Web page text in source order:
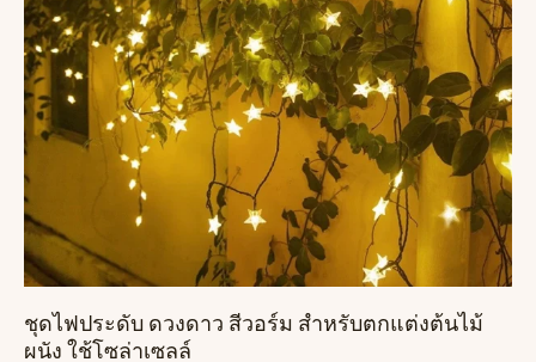
ชุดไฟประดับ ดวงดาว สีวอร์ม สำหรับตกแต่งต้นไม้
ผนัง ใช้โซล่าเซลล์